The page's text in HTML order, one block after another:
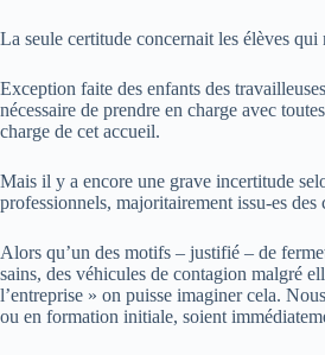
La seule certitude concernait les élèves qui
Exception faite des enfants des
nécessaire de prendre en charge avec
charge de cet accueil.
Mais il y a encore une grave incertitude
professionnels, majoritairement issu-es
Alors qu’un des motifs – justifié – de
sains, des véhicules de contagion malgré
l’entreprise » on puisse imaginer cela.
ou en formation initiale, soient